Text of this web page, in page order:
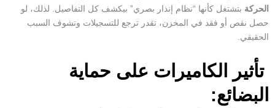
الحركة بتشتغل كأنها “نظام إنذار بصري” بيكشف كل التفاصيل. لذلك، لو
حصل نقص أو فقد في المخزن، تقدر ترجع للتسجيلات وتشوف السبب
الحقيقي.
تأثير الكاميرات على حماية
البضائع: